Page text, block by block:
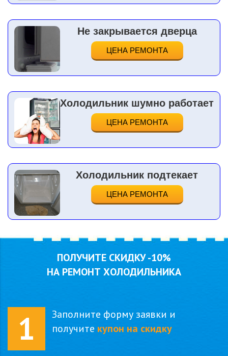
Не закрывается дверца
ЦЕНА РЕМОНТА
Холодильник шумно работает
ЦЕНА РЕМОНТА
Холодильник подтекает
ЦЕНА РЕМОНТА
ПОЛУЧИТЕ СКИДКУ-10%
НА РЕМОНТ ХОЛОДИЛЬНИКА
1
Заполните форму заявки и
получите купон на скидку